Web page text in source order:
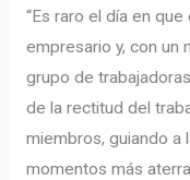
“Es raro el día en
empresario y, con un
grupo de
de la rectitud del
miembros, guiando a
momentos más